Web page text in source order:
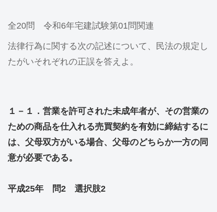
全20問 令和6年宅建試験第01問関連
法律行為に関する次の記述について、民法の規定し
たがいそれぞれの正誤を答えよ。
１－１．営業を許可された未成年者が、その営業の
ための商品を仕入れる売買契約を有効に締結するに
は、父母双方がいる場合、父母のどちらか一方の同
意が必要である。
平成25年 問2 選択肢2